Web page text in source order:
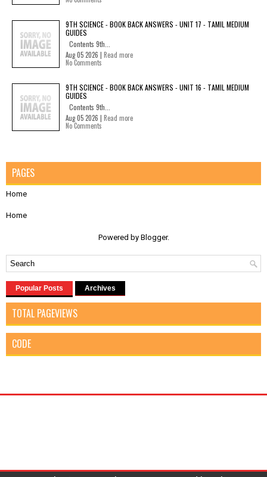
9TH SCIENCE - BOOK BACK ANSWERS - UNIT 17 - TAMIL MEDIUM
GUIDES
Contents 9th...
Aug 05 2026 | Read more
No Comments
9TH SCIENCE - BOOK BACK ANSWERS - UNIT 16 - TAMIL MEDIUM
GUIDES
Contents 9th...
Aug 05 2026 | Read more
No Comments
PAGES
Home
Home
Powered by Blogger.
Popular Posts Archives
TOTAL PAGEVIEWS
CODE